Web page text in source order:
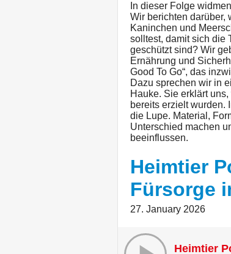
In dieser Folge
Wir berichten darüber,
Kaninchen und
solltest, damit sich die
geschützt sind? Wir
Ernährung und
Good To Go“, das
Dazu sprechen wir in
Hauke. Sie erklärt
bereits erzielt wurden.
die Lupe. Material,
Unterschied machen
beeinflussen.
Heimtier
Fürsorge
27. January 2026